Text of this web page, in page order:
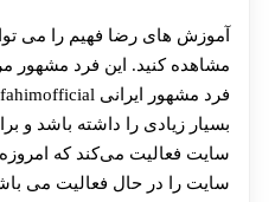
30 تا 50 درصد شارژ
هات
آموزش های رضا فهیم را می
مشاهده کنید. این فرد مشهور
بسیار زیادی را داشته باشد و
سایت فعالیت می‌کند که امروزه
سایت را در حال فعالیت می